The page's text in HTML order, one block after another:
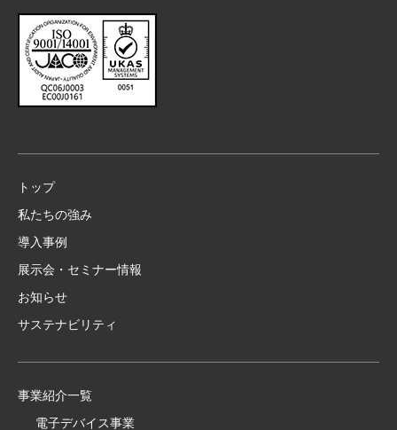
トップ
私たちの強み
導入事例
展示会・セミナー情報
お知らせ
サステナビリティ
事業紹介一覧
電子デバイス事業